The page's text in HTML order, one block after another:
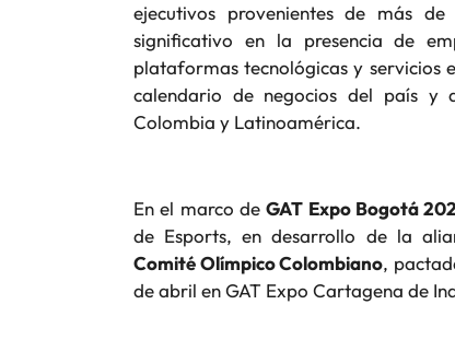
ejecutivos provenientes de más
significativo en la presencia de
plataformas tecnológicas y servicios
calendario de negocios del país y
Colombia y Latinoamérica.
En el marco deGAT Expo Bogotá
de Esports, en desarrollo de la
Comité Olímpico Colombiano,
de abril en GAT Expo Cartagena de